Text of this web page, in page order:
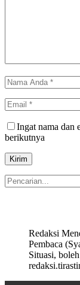
Ingat nama dan
berikutnya
Redaksi
Pembaca
Situasi,